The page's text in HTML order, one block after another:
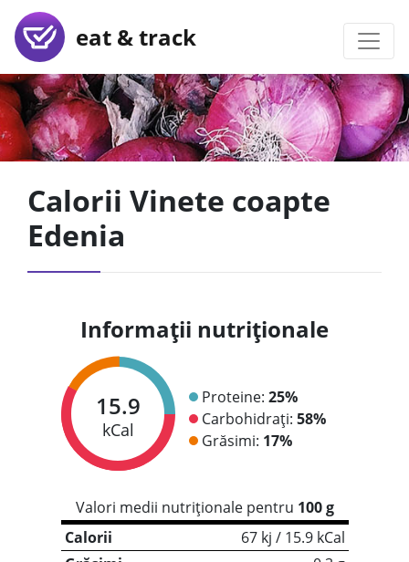
eat & track
Calorii Vinete coapte
Edenia
Informații nutriționale
15.9
kCal
Proteine: 25%
Carbohidrați: 58%
Grăsimi: 17%
Valori medii nutriționale pentru 100 g
Calorii
67 kj / 15.9 kCal